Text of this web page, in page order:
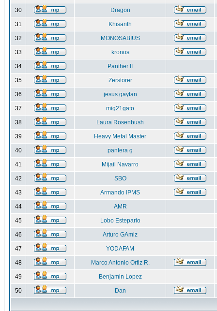
30 Dragon
31 Khisanth
32 MONOSABIUS
33 kronos
34 Panther II
35 Zerstorer
36 jesus gaytan
37 mig21gato
38 Laura Rosenbush
39 Heavy Metal Master
40 pantera g
41 Mijail Navarro
42 SBO
43 Armando IPMS
44 AMR
45 Lobo Estepario
46 Arturo GAmiz
47 YODAFAM
48 Marco Antonio Ortiz R.
49 Benjamin Lopez
50 Dan